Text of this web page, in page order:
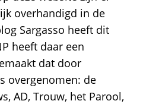
overhandigd in de
Sargasso heeft dit
heeft daar een
dat door
overgenomen: de
AD, Trouw, het Parool,